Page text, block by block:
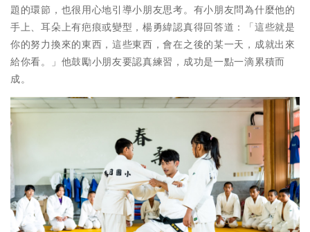
題的環節，也很用心地引導小朋友思考。有小朋友問為什麼他的
手上、耳朵上有疤痕或變型，楊勇緯認真得回答道：「這些就是
你的努力換來的東西，這些東西，會在之後的某一天，成就出來
給你看。」他鼓勵小朋友要認真練習，成功是一點一滴累積而
成。